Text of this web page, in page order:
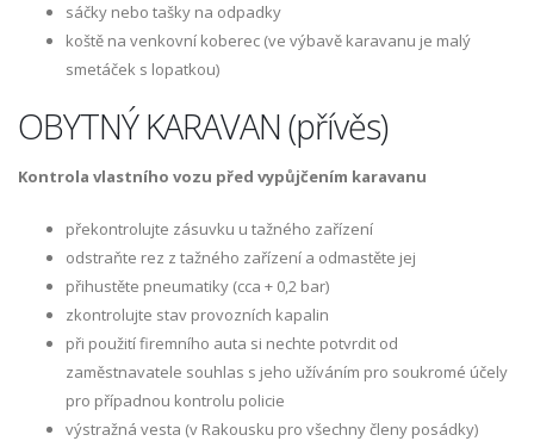
sáčky nebo tašky na odpadky
koště na venkovní koberec (ve výbavě karavanu je malý
smetáček s lopatkou)
OBYTNÝ KARAVAN (přívěs)
Kontrola vlastního vozu před vypůjčením karavanu
překontrolujte zásuvku u tažného zařízení
odstraňte rez z tažného zařízení a odmastěte jej
přihustěte pneumatiky (cca + 0,2 bar)
zkontrolujte stav provozních kapalin
při použití firemního auta si nechte potvrdit od
zaměstnavatele souhlas s jeho užíváním pro soukromé účely
pro případnou kontrolu policie
výstražná vesta (v Rakousku pro všechny členy posádky)